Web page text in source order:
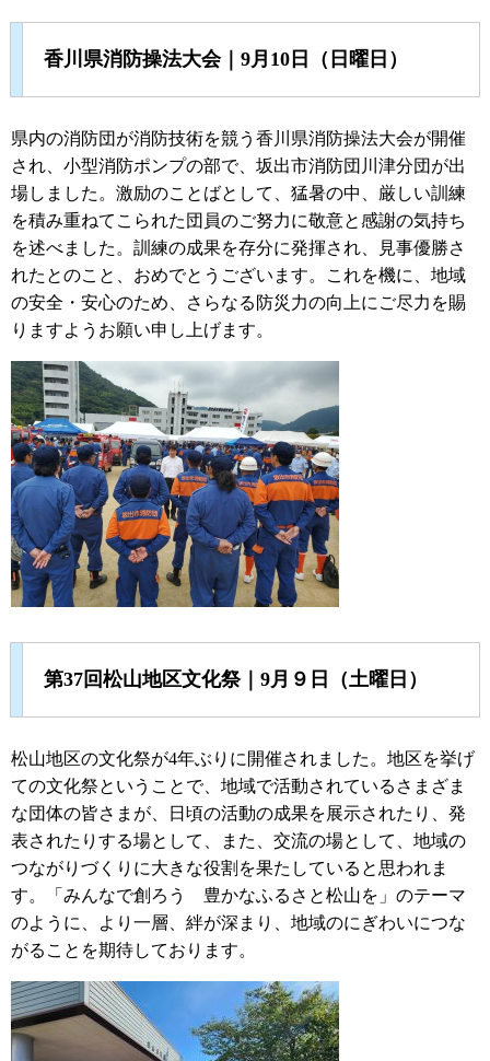
香川県消防操法大会｜9月10日（日曜日）
県内の消防団が消防技術を競う香川県消防操法大会が開催
され、小型消防ポンプの部で、坂出市消防団川津分団が出
場しました。激励のことばとして、猛暑の中、厳しい訓練
を積み重ねてこられた団員のご努力に敬意と感謝の気持ち
を述べました。訓練の成果を存分に発揮され、見事優勝さ
れたとのこと、おめでとうございます。これを機に、地域
の安全・安心のため、さらなる防災力の向上にご尽力を賜
りますようお願い申し上げます。
第37回松山地区文化祭｜9月９日（土曜日）
松山地区の文化祭が4年ぶりに開催されました。地区を挙げ
ての文化祭ということで、地域で活動されているさまざま
な団体の皆さまが、日頃の活動の成果を展示されたり、発
表されたりする場として、また、交流の場として、地域の
つながりづくりに大きな役割を果たしていると思われま
す。「みんなで創ろう 豊かなふるさと松山を」のテーマ
のように、より一層、絆が深まり、地域のにぎわいにつな
がることを期待しております。